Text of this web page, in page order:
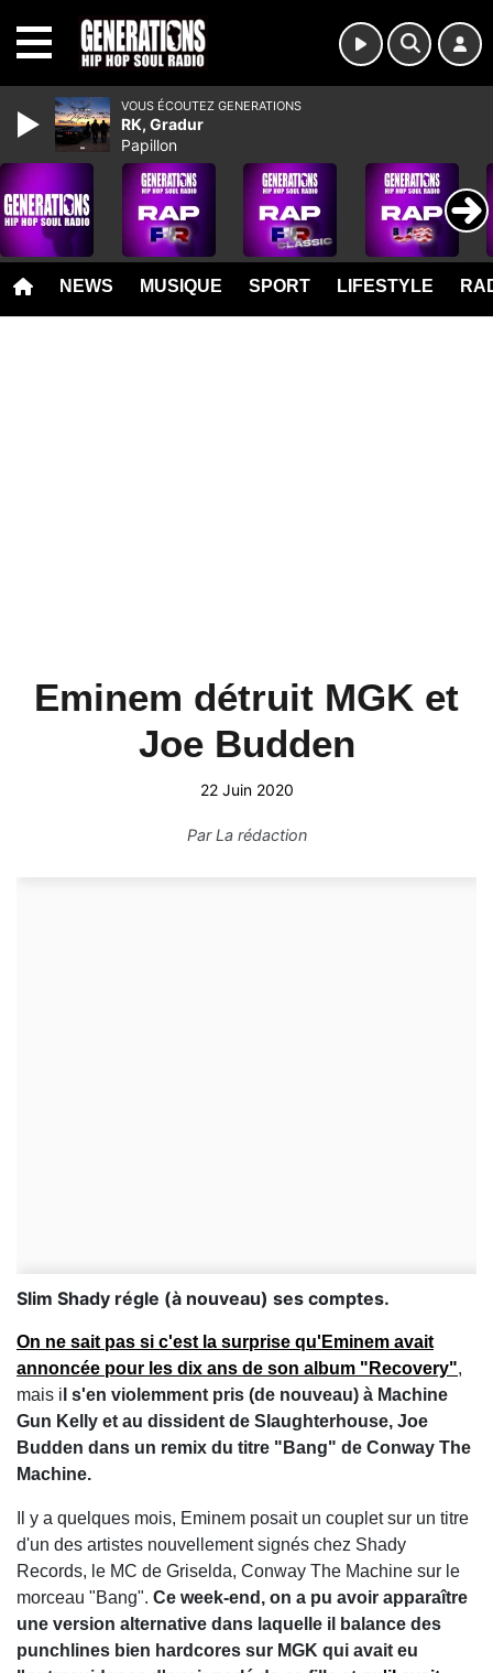
NEWS MUSIQUE SPORT LIFESTYLE
Eminem détruit MGK et
Joe Budden
22 Juin 2020
ParLa rédaction
Slim Shady régle (à nouveau) ses comptes.
On ne sait pas si c'est la surprise qu'Eminem avait
annoncée pour les dix ans de son album "Recovery",
mais i l s'en violemment pris (de nouveau) à Machine
Gun Kelly et au dissident de Slaughterhouse, Joe
Budden dans un remix du titre "Bang" de Conway The
Machine.
Il y a quelques mois, Eminem posait un couplet sur un titre
d'un des artistes nouvellement signés chez Shady
Records, le MC de Griselda, Conway The Machine sur le
morceau "Bang". Ce week-end, on a pu avoir apparaître
une version alternative dans laquelle il balance des
punchlines bien hardcores sur MGK qui avait eu
VOUS ÉCOUTEZ GENERATIONS
RK, Gradur
Papillon